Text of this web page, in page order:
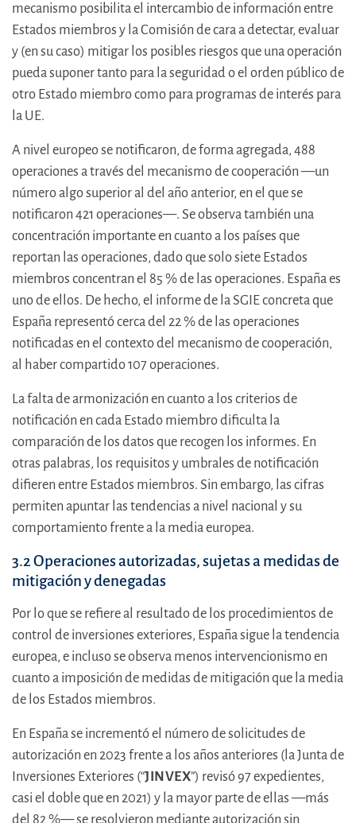
mecanismo posibilita el intercambio de información entre
Estados miembros y la Comisión de cara a detectar, evaluar
y (en su caso) mitigar los posibles riesgos que una operación
pueda suponer tanto para la seguridad o el orden público de
otro Estado miembro como para programas de interés para
la UE.
A nivel europeo se notificaron, de forma agregada, 488
operaciones a través del mecanismo de cooperación —un
número algo superior al del año anterior, en el que se
notificaron 421 operaciones—. Se observa también una
concentración importante en cuanto a los países que
reportan las operaciones, dado que solo siete Estados
miembros concentran el 85 % de las operaciones. España es
uno de ellos. De hecho, el informe de la SGIE concreta que
España representó cerca del 22 % de las operaciones
notificadas en el contexto del mecanismo de cooperación,
al haber compartido 107 operaciones.
La falta de armonización en cuanto a los criterios de
notificación en cada Estado miembro dificulta la
comparación de los datos que recogen los informes. En
otras palabras, los requisitos y umbrales de notificación
difieren entre Estados miembros. Sin embargo, las cifras
permiten apuntar las tendencias a nivel nacional y su
comportamiento frente a la media europea.
3.2 Operaciones autorizadas, sujetas a medidas de
mitigación y denegadas
Por lo que se refiere al resultado de los procedimientos de
control de inversiones exteriores, España sigue la tendencia
europea, e incluso se observa menos intervencionismo en
cuanto a imposición de medidas de mitigación que la media
de los Estados miembros.
En España se incrementó el número de solicitudes de
autorización en 2023 frente a los años anteriores (la Junta de
Inversiones Exteriores (“JINVEX”) revisó 97 expedientes,
casi el doble que en 2021) y la mayor parte de ellas —más
del 82 %— se resolvieron mediante autorización sin